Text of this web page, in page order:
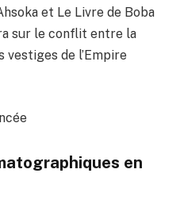
et Le Livre de Boba
sur le conflit entre la
vestiges de l’Empire
en